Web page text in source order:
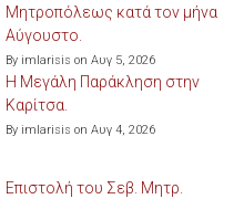
Μητροπόλεως κατά τον μήνα
Αύγουστο.
By imlarisis on Αυγ 5, 2026
Η Μεγάλη Παράκληση στην
Καρίτσα.
By imlarisis on Αυγ 4, 2026
Επιστολή του Σεβ. Μητρ.